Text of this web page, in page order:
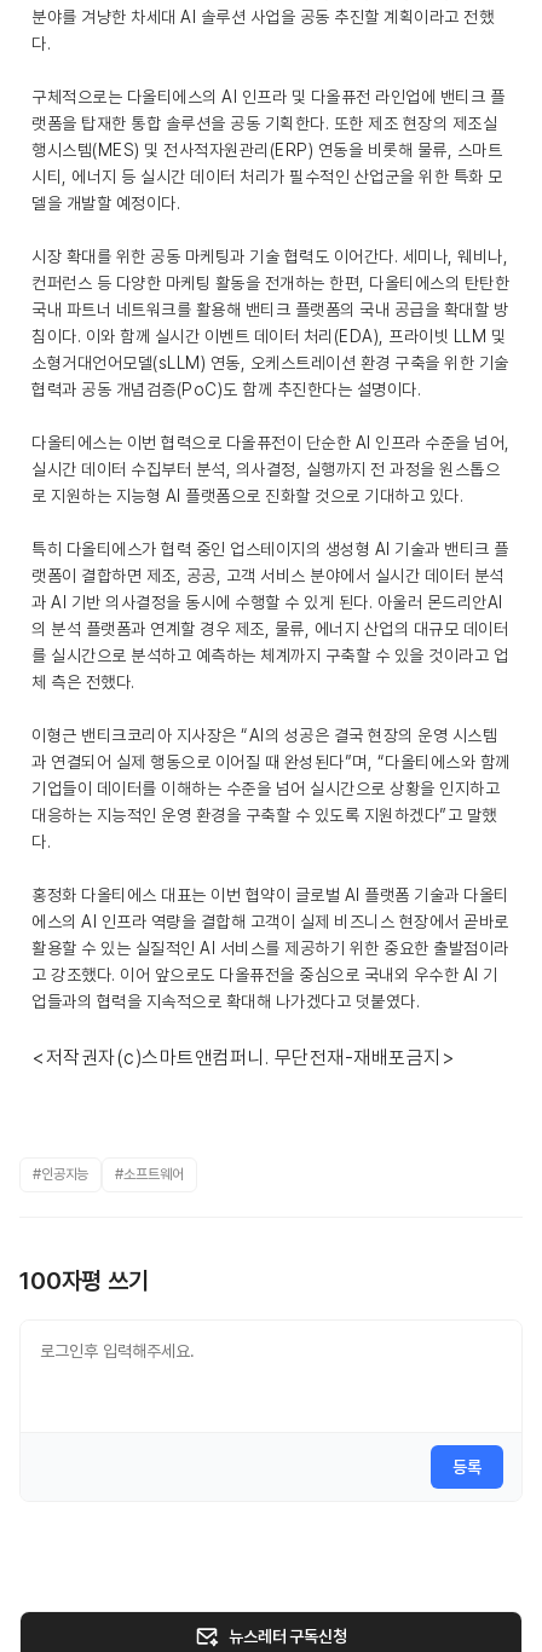
분야를 겨냥한 차세대 AI 솔루션 사업을 공동 추진할 계획이라고 전했
다.
구체적으로는 다올티에스의 AI 인프라 및 다올퓨전 라인업에 밴티크 플
랫폼을 탑재한 통합 솔루션을 공동 기획한다. 또한 제조 현장의 제조실
행시스템(MES) 및 전사적자원관리(ERP) 연동을 비롯해 물류, 스마트
시티, 에너지 등 실시간 데이터 처리가 필수적인 산업군을 위한 특화 모
델을 개발할 예정이다.
시장 확대를 위한 공동 마케팅과 기술 협력도 이어간다. 세미나, 웨비나,
컨퍼런스 등 다양한 마케팅 활동을 전개하는 한편, 다올티에스의 탄탄한
국내 파트너 네트워크를 활용해 밴티크 플랫폼의 국내 공급을 확대할 방
침이다. 이와 함께 실시간 이벤트 데이터 처리(EDA), 프라이빗 LLM 및
소형거대언어모델(sLLM) 연동, 오케스트레이션 환경 구축을 위한 기술
협력과 공동 개념검증(PoC)도 함께 추진한다는 설명이다.
다올티에스는 이번 협력으로 다올퓨전이 단순한 AI 인프라 수준을 넘어,
실시간 데이터 수집부터 분석, 의사결정, 실행까지 전 과정을 원스톱으
로 지원하는 지능형 AI 플랫폼으로 진화할 것으로 기대하고 있다.
특히 다올티에스가 협력 중인 업스테이지의 생성형 AI 기술과 밴티크 플
랫폼이 결합하면 제조, 공공, 고객 서비스 분야에서 실시간 데이터 분석
과 AI 기반 의사결정을 동시에 수행할 수 있게 된다. 아울러 몬드리안AI
의 분석 플랫폼과 연계할 경우 제조, 물류, 에너지 산업의 대규모 데이터
를 실시간으로 분석하고 예측하는 체계까지 구축할 수 있을 것이라고 업
체 측은 전했다.
이형근 밴티크코리아 지사장은 “AI의 성공은 결국 현장의 운영 시스템
과 연결되어 실제 행동으로 이어질 때 완성된다”며, “다올티에스와 함께
기업들이 데이터를 이해하는 수준을 넘어 실시간으로 상황을 인지하고
대응하는 지능적인 운영 환경을 구축할 수 있도록 지원하겠다”고 말했
다.
홍정화 다올티에스 대표는 이번 협약이 글로벌 AI 플랫폼 기술과 다올티
에스의 AI 인프라 역량을 결합해 고객이 실제 비즈니스 현장에서 곧바로
활용할 수 있는 실질적인 AI 서비스를 제공하기 위한 중요한 출발점이라
고 강조했다. 이어 앞으로도 다올퓨전을 중심으로 국내외 우수한 AI 기
업들과의 협력을 지속적으로 확대해 나가겠다고 덧붙였다.
<저작권자(c)스마트앤컴퍼니. 무단전재-재배포금지>
#인공지능 #소프트웨어
100자평 쓰기
등록
뉴스레터 구독신청